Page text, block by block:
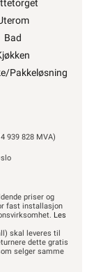
Bad
Pakkeløsning
939 828 MVA)
priser og
fast installasjon
Les
skal leveres til
dette gratis
selger samme